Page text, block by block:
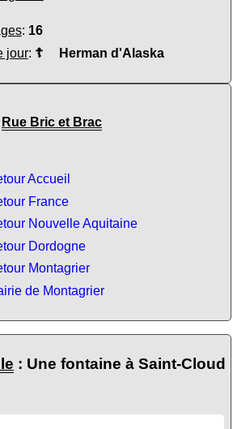
: 16
jour: ☦Herman d'Alaska
Rue Bric et Brac
Accueil
France
Nouvelle Aquitaine
Dordogne
Montagrier
de Montagrier
: Une fontaine à Saint-Cloud